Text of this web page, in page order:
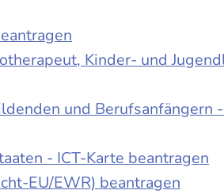
Kinder- und
und Berufsanfängern
- ICT-Karte beantragen
EU/EWR) beantragen